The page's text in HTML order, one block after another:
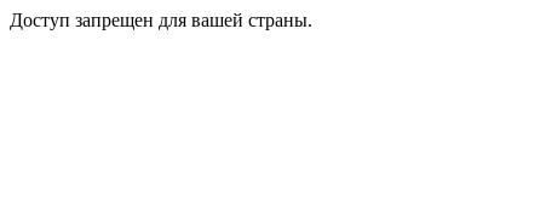
Доступ запрещен для вашей страны.